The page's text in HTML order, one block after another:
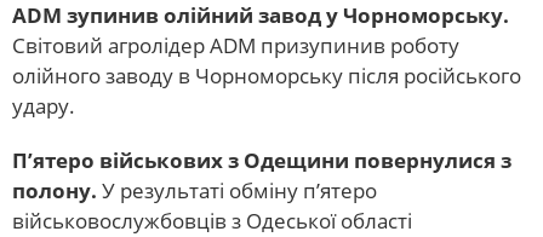
ADM зупинив олійний завод у Чорноморську.
Світовий агролідер ADM призупинив роботу
олійного заводу в Чорноморську після російського
удару.
П’ятеро військових з Одещини повернулися з
полону. У результаті обміну п’ятеро
військовослужбовців з Одеської області